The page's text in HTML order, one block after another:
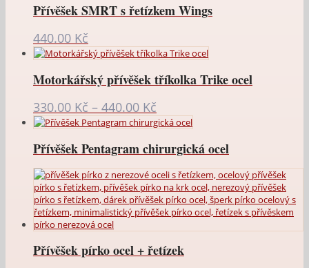
Přívěšek SMRT s řetízkem Wings
440.00 Kč
Motorkářský přívěšek tříkolka Trike ocel
330.00 Kč – 440.00 Kč
cen:
až
440.00 Kč
Přívěšek Pentagram chirurgická ocel
Přívěšek pírko ocel + řetízek